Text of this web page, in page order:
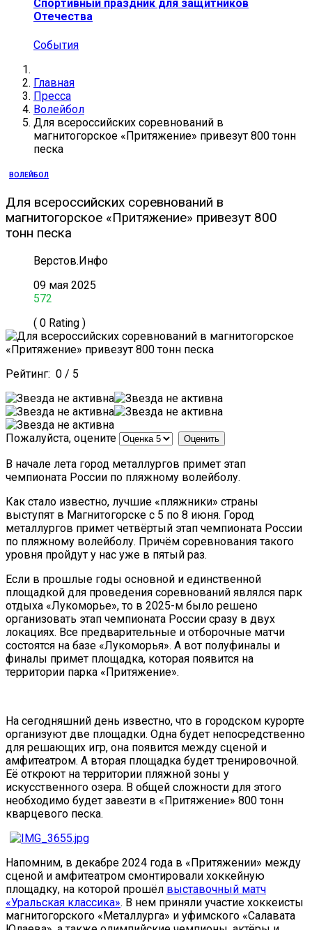
Спортивный праздник для защитников
Отечества
События
Главная
Пресса
Волейбол
Для всероссийских соревнований в
магнитогорское «Притяжение» привезут 800 тонн
песка
ВОЛЕЙБОЛ
Для всероссийских соревнований в
магнитогорское «Притяжение» привезут 800
тонн песка
Верстов.Инфо
09 мая 2025
572
( 0 Rating )
Рейтинг: 0 / 5
Пожалуйста, оцените
В начале лета город металлургов примет этап
чемпионата России по пляжному волейболу.
Как стало известно, лучшие «пляжники» страны
выступят в Магнитогорске с 5 по 8 июня. Город
металлургов примет четвёртый этап чемпионата России
по пляжному волейболу. Причём соревнования такого
уровня пройдут у нас уже в пятый раз.
Если в прошлые годы основной и единственной
площадкой для проведения соревнований являлся парк
отдыха «Лукоморье», то в 2025-м было решено
организовать этап чемпионата России сразу в двух
локациях. Все предварительные и отборочные матчи
состоятся на базе «Лукоморья». А вот полуфиналы и
финалы примет площадка, которая появится на
территории парка «Притяжение».
На сегодняшний день известно, что в городском курорте
организуют две площадки. Одна будет непосредственно
для решающих игр, она появится между сценой и
амфитеатром. А вторая площадка будет тренировочной.
Её откроют на территории пляжной зоны у
искусственного озера. В общей сложности для этого
необходимо будет завезти в «Притяжение» 800 тонн
кварцевого песка.
Напомним, в декабре 2024 года в «Притяжении» между
сценой и амфитеатром смонтировали хоккейную
площадку, на которой прошёл выставочный матч
«Уральская классика». В нем приняли участие хоккеисты
магнитогорского «Металлурга» и уфимского «Салавата